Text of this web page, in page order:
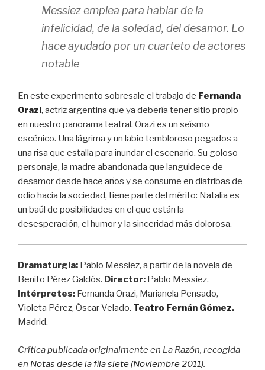
Messiez emplea para hablar de la
infelicidad, de la soledad, del desamor. Lo
hace ayudado por un cuarteto de actores
notable
En este experimento sobresale el trabajo de Fernanda
Orazi, actriz argentina que ya debería tener sitio propio
en nuestro panorama teatral. Orazi es un seísmo
escénico. Una lágrima y un labio tembloroso pegados a
una risa que estalla para inundar el escenario. Su goloso
personaje, la madre abandonada que languidece de
desamor desde hace años y se consume en diatribas de
odio hacia la sociedad, tiene parte del mérito: Natalia es
un baúl de posibilidades en el que están la
desesperación, el humor y la sinceridad más dolorosa.
Dramaturgia: Pablo Messiez, a partir de la novela de
Benito Pérez Galdós. Director: Pablo Messiez.
Intérpretes: Fernanda Orazi, Marianela Pensado,
Violeta Pérez, Óscar Velado. Teatro Fernán Gómez.
Madrid.
Crítica publicada originalmente en La Razón, recogida
en Notas desde la fila siete (Noviembre 2011).